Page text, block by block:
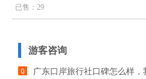
已售：29
游客咨询
广东口岸旅行社口碑怎么样